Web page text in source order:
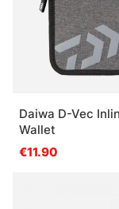
Daiwa D-Vec
Wallet
€11.90